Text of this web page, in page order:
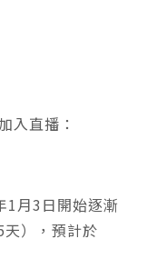
入直播：
1月3日開始逐漸
），預計於